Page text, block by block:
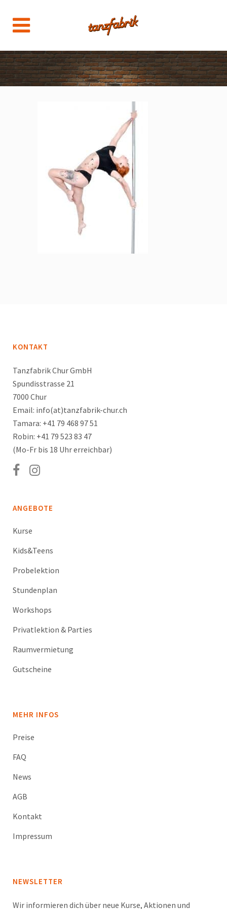
KONTAKT
Tanzfabrik Chur GmbH
Spundisstrasse 21
7000 Chur
Email: info(at)tanzfabrik-chur.ch
Tamara: +41 79 468 97 51
Robin: +41 79 523 83 47
(Mo-Fr bis 18 Uhr erreichbar)
ANGEBOTE
Kurse
Kids&Teens
Probelektion
Stundenplan
Workshops
Privatlektion & Parties
Raumvermietung
Gutscheine
MEHR INFOS
Preise
FAQ
News
AGB
Kontakt
Impressum
NEWSLETTER
Wir informieren dich über neue Kurse, Aktionen und